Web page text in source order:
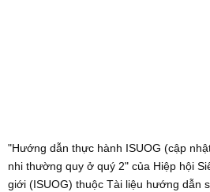
"Hướng dẫn thực hành ISUOG (cập
nhi thường quy ở quý 2" của Hiệp hội
giới (ISUOG) thuộc Tài liệu hướng dẫn